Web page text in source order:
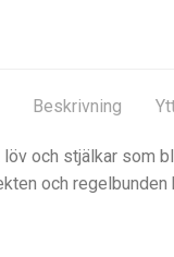
Beskrivning
och stjälkar
och